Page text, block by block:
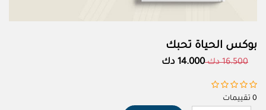
بوكس الحياة تحبك
16.500 دك 14.000 دك
0 تقييمات